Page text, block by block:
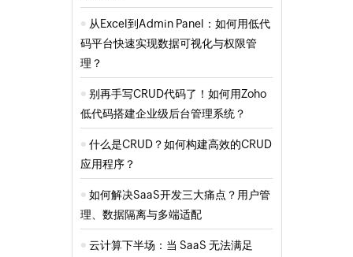
从Excel到Admin Panel：如何用低代
码平台快速实现数据可视化与权限管
理？
别再手写CRUD代码了！如何用Zoho
低代码搭建企业级后台管理系统？
什么是CRUD？如何构建高效的CRUD
应用程序？
如何解决SaaS开发三大痛点？用户管
理、数据隔离与多端适配
云计算下半场：当 SaaS 无法满足